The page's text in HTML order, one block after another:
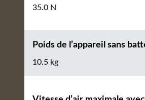
35.0 N
Poids de l’appareil sans
10.5 kg